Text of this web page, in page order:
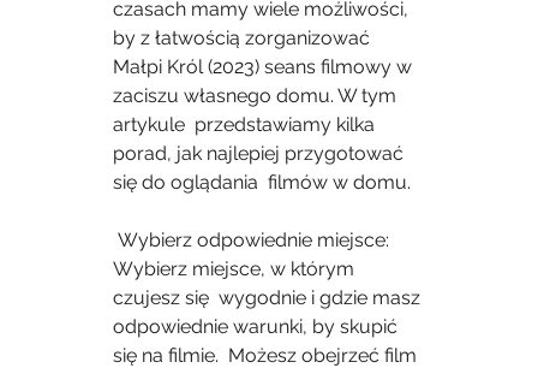
czasach mamy wiele możliwości,
by z łatwością zorganizować
Małpi Król (2023) seans filmowy w
zaciszu własnego domu. W tym
artykule  przedstawiamy kilka
porad, jak najlepiej przygotować
się do oglądania  filmów w domu.
Wybierz miejsce, w którym
czujesz się  wygodnie i gdzie masz
odpowiednie warunki, by skupić
się na filmie.  Możesz obejrzeć film